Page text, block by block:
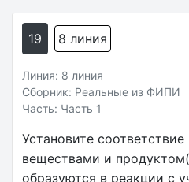
19 8 линия
Линия: 8 линия
Сборник: Реальные из ФИПИ
Часть: Часть 1
Установите
веществами и
образуются в реакции с